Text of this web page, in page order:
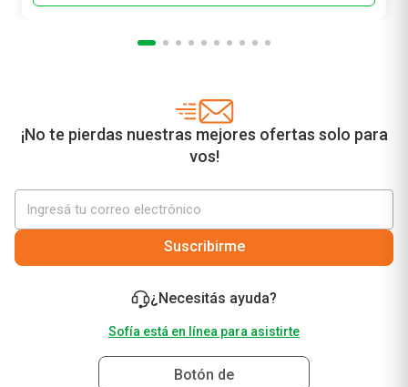
¡No te pierdas nuestras mejores ofertas solo para
vos!
Suscribirme
¿Necesitás ayuda?
Sofía está en línea para asistirte
Botón de